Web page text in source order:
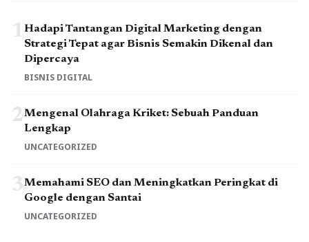
1Hadapi Tantangan Digital Marketing dengan
Strategi Tepat agar Bisnis Semakin Dikenal dan
Dipercaya
BISNIS DIGITAL
2Mengenal Olahraga Kriket: Sebuah Panduan
Lengkap
UNCATEGORIZED
3Memahami SEO dan Meningkatkan Peringkat di
Google dengan Santai
UNCATEGORIZED